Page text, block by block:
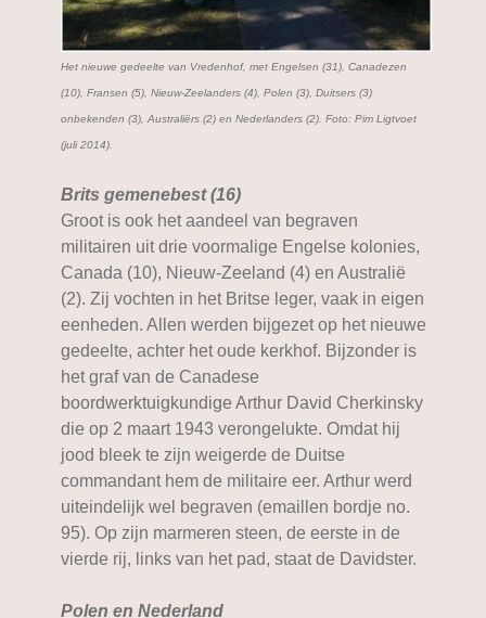
Het nieuwe gedeelte van Vredenhof, met Engelsen (31), Canadezen
(10), Fransen (5), Nieuw-Zeelanders (4), Polen (3), Duitsers (3)
onbekenden (3), Australiërs (2) en Nederlanders (2). Foto: Pim Ligtvoet
(juli 2014).
Brits gemenebest (16)
Groot is ook het aandeel van begraven
militairen uit drie voormalige Engelse kolonies,
Canada (10), Nieuw-Zeeland (4) en Australië
(2). Zij vochten in het Britse leger, vaak in eigen
eenheden. Allen werden bijgezet op het nieuwe
gedeelte, achter het oude kerkhof. Bijzonder is
het graf van de Canadese
boordwerktuigkundige Arthur David Cherkinsky
die op 2 maart 1943 verongelukte. Omdat hij
jood bleek te zijn weigerde de Duitse
commandant hem de militaire eer. Arthur werd
uiteindelijk wel begraven (emaillen bordje no.
95). Op zijn marmeren steen, de eerste in de
vierde rij, links van het pad, staat de Davidster.
Polen en Nederland